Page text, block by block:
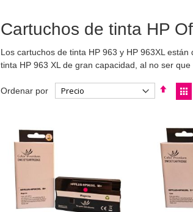
Cartuchos de tinta HP
Los cartuchos de tinta HP 963 y HP 963XL
tinta HP 963 XL de gran capacidad, al no ser
Ordenar por
Fijar